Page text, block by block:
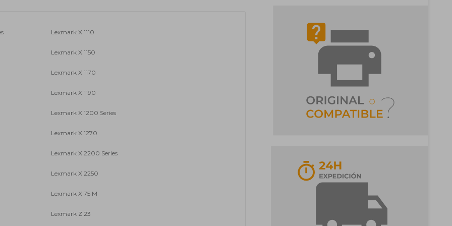
Lexmark X 1110
Lexmark X 1150
Lexmark X 1170
Lexmark X 1190
Lexmark X 1200 Series
Lexmark X 1270
Lexmark X 2200 Series
Lexmark X 2250
Lexmark X 75 M
Lexmark Z 23